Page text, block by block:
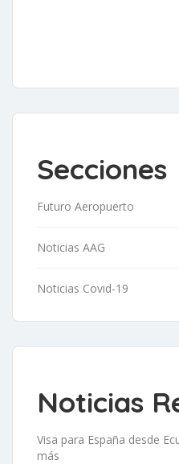
Secciones
Futuro Aeropuerto
Noticias AAG
Noticias Covid-19
Noticias
Visa para España desde
más